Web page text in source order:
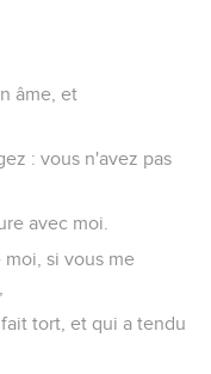
âme, et
: vous n'avez pas
avec moi.
si vous me
tort, et qui a tendu